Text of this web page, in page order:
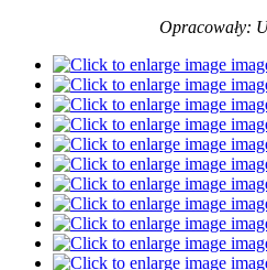
Opracowały: